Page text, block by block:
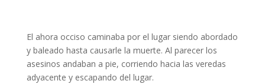
El ahora occiso caminaba por el lugar siendo abordado
y baleado hasta causarle la muerte. Al parecer los
asesinos andaban a pie, corriendo hacia las veredas
adyacente y escapando del lugar.